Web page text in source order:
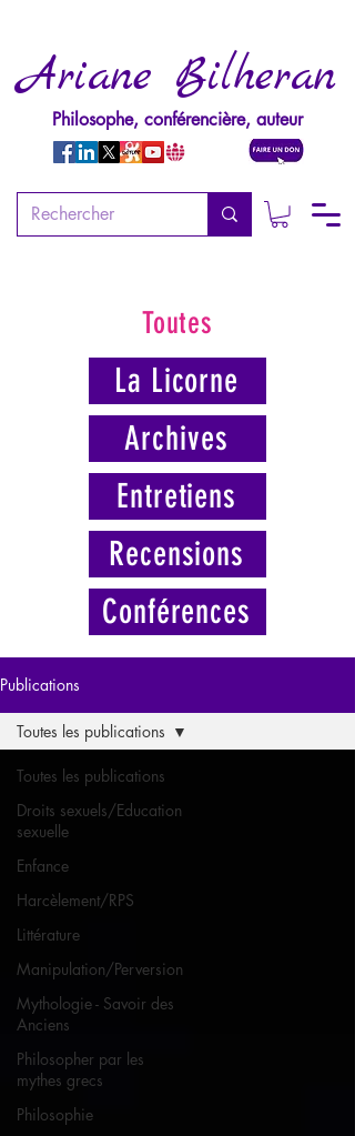
Ariane Bilheran
Philosophe, conférencière, auteur
Toutes
La Licorne
Archives
Entretiens
Recensions
Conférences
Publications
Toutes les publications
Droits sexuels/Education
sexuelle
Enfance
Harcèlement/RPS
Littérature
Manipulation/Perversion
Mythologie - Savoir des
Anciens
Philosopher par les
mythes grecs
Philosophie
Toutes les publications